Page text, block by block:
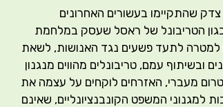
שהתקיימו בעשורים האחרונים
כגון הטריבונל של ראסל שעסק במלחמת
למטרה לתעד פשעים נגד האנושות, לשאת
ובשיתוף עמם, טריבונלים מהווים מנגנון
מעברי, האזרחים לוקחים על עצמה את
המשפט הקונבנציונליים, שאינם